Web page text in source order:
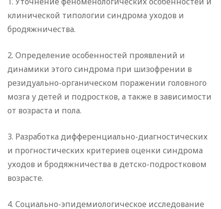
клинической типологии синдрома уходов и
бродяжничества.
2. Определение особенностей проявлений и
динамики этого синдрома при шизофрении в
резидуально-органическом поражении головного
мозга у детей и подростков, а также в зависимости
от возраста и пола.
3. Разработка дифференциально-диагностических
и прогностических критериев оценки синдрома
уходов и бродяжничества в детско-подростковом
возрасте.
4. Социально-эпидемиологическое исследование